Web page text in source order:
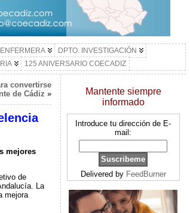
DPTO. INVESTIGACIÓN
125 ANIVERSARIO COECADIZ
convertirse
de Cádiz »
mejores
de
La
mejora
Mantente siempre
informado
Introduce tu dirección de E-
mail:
Delivered by FeedBurner